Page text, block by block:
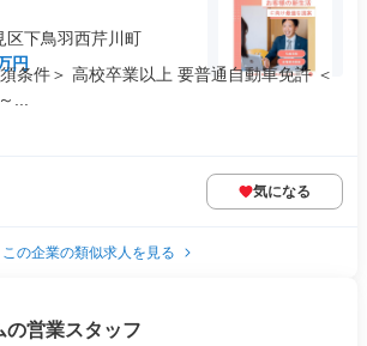
区下鳥羽西芹川町
円
条件＞ 高校卒業以上 要普通自動車免許 ＜
...
気になる
この企業の類似求人を見る
の営業スタッフ